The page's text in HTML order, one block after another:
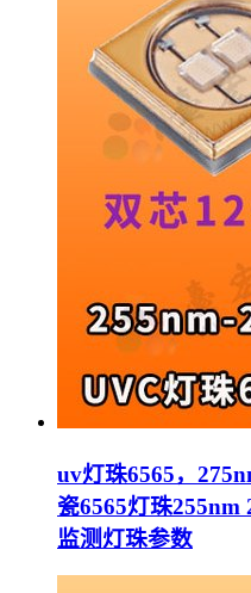
uv灯珠6565，
瓷6565灯珠255nm
监测灯珠参数